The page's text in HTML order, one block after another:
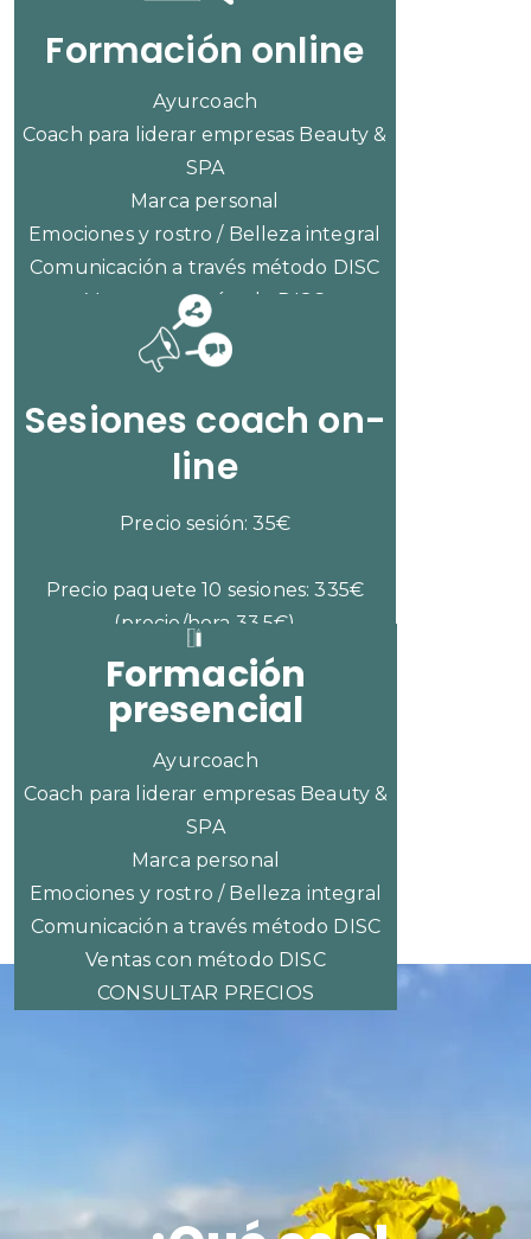
Formación online
Ayurcoach
Coach para liderar empresas Beauty &
SPA
Marca personal
Emociones y rostro / Belleza integral
Comunicación a través método DISC
Ventas con método DISC
CONSULTAR PRECIOS
Sesiones coach on-
line
Precio sesión: 35€
Precio paquete 10 sesiones: 335€
(precio/hora 33,5€)
Formación
presencial
Ayurcoach
Coach para liderar empresas Beauty &
SPA
Marca personal
Emociones y rostro / Belleza integral
Comunicación a través método DISC
Ventas con método DISC
CONSULTAR PRECIOS